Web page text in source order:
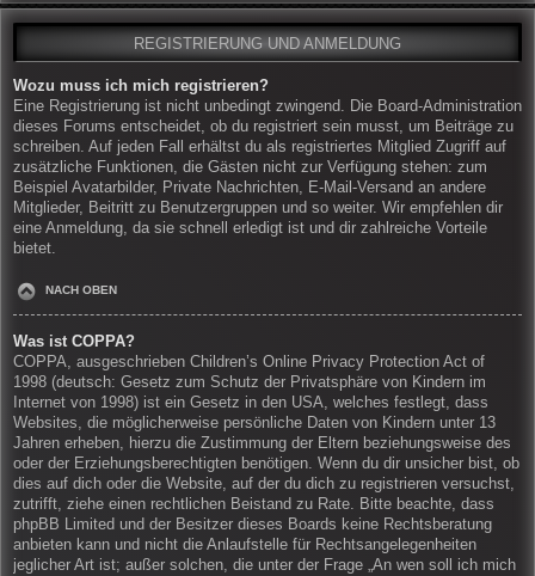
REGISTRIERUNG UND ANMELDUNG
Wozu muss ich mich registrieren?
Eine Registrierung ist nicht unbedingt zwingend. Die Board-Administration
dieses Forums entscheidet, ob du registriert sein musst, um Beiträge zu
schreiben. Auf jeden Fall erhältst du als registriertes Mitglied Zugriff auf
zusätzliche Funktionen, die Gästen nicht zur Verfügung stehen: zum
Beispiel Avatarbilder, Private Nachrichten, E-Mail-Versand an andere
Mitglieder, Beitritt zu Benutzergruppen und so weiter. Wir empfehlen dir
eine Anmeldung, da sie schnell erledigt ist und dir zahlreiche Vorteile
bietet.
NACH OBEN
Was ist COPPA?
COPPA, ausgeschrieben Children’s Online Privacy Protection Act of
1998 (deutsch: Gesetz zum Schutz der Privatsphäre von Kindern im
Internet von 1998) ist ein Gesetz in den USA, welches festlegt, dass
Websites, die möglicherweise persönliche Daten von Kindern unter 13
Jahren erheben, hierzu die Zustimmung der Eltern beziehungsweise des
oder der Erziehungsberechtigten benötigen. Wenn du dir unsicher bist, ob
dies auf dich oder die Website, auf der du dich zu registrieren versuchst,
zutrifft, ziehe einen rechtlichen Beistand zu Rate. Bitte beachte, dass
phpBB Limited und der Besitzer dieses Boards keine Rechtsberatung
anbieten kann und nicht die Anlaufstelle für Rechtsangelegenheiten
jeglicher Art ist; außer solchen, die unter der Frage „An wen soll ich mich